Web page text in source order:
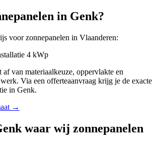
in Genk?
voorzonnepanelen in Vlaanderen:
4 kWp
af van materiaalkeuze, oppervlakte en
Via een offerteaanvraag krijg je de exacte
in Genk.
→
waar wij zonnepanelen